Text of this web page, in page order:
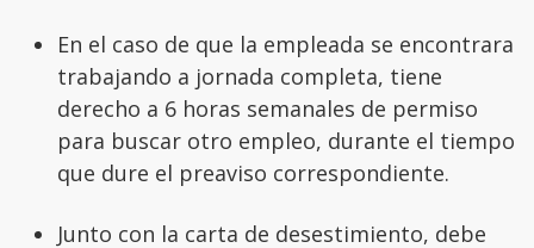
En el caso de que la empleada se encontrara
trabajando a jornada completa, tiene
derecho a 6 horas semanales de permiso
para buscar otro empleo, durante el tiempo
que dure el preaviso correspondiente.
Junto con la carta de desestimiento, debe